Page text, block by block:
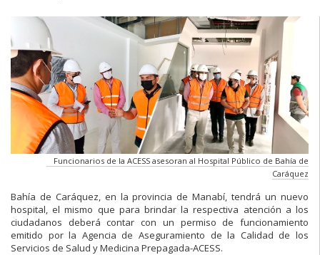
Funcionarios de la ACESS asesoran al Hospital Público de Bahía de
Caráquez
Bahía de Caráquez, en la provincia de Manabí, tendrá un nuevo
hospital, el mismo que para brindar la respectiva atención a los
ciudadanos deberá contar con un permiso de funcionamiento
emitido por la Agencia de Aseguramiento de la Calidad de los
Servicios de Salud y Medicina Prepagada-ACESS.